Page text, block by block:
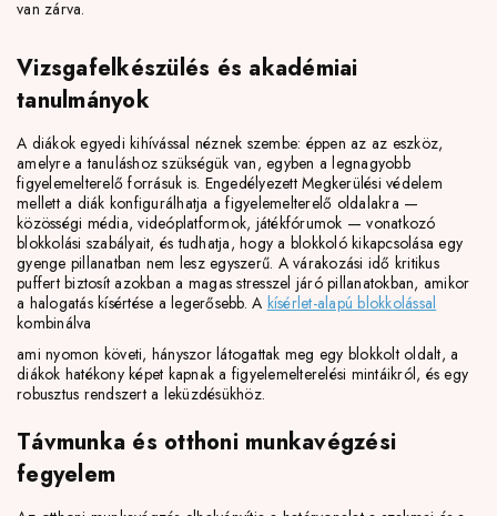
van zárva.
Vizsgafelkészülés és akadémiai
tanulmányok
A diákok egyedi kihívással néznek szembe: éppen az az eszköz,
amelyre a tanuláshoz szükségük van, egyben a legnagyobb
figyelemelterelő forrásuk is. Engedélyezett Megkerülési védelem
mellett a diák konfigurálhatja a figyelemelterelő oldalakra —
közösségi média, videóplatformok, játékfórumok — vonatkozó
blokkolási szabályait, és tudhatja, hogy a blokkoló kikapcsolása egy
gyenge pillanatban nem lesz egyszerű. A várakozási idő kritikus
puffert biztosít azokban a magas stresszel járó pillanatokban, amikor
a halogatás kísértése a legerősebb. A kísérlet-alapú blokkolással
kombinálva
ami nyomon követi, hányszor látogattak meg egy blokkolt oldalt, a
diákok hatékony képet kapnak a figyelemelterelési mintáikról, és egy
robusztus rendszert a leküzdésükhöz.
Távmunka és otthoni munkavégzési
fegyelem